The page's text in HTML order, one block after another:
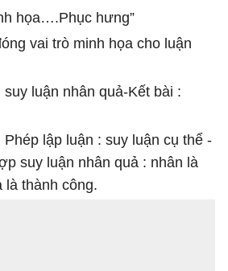
họa….Phục hưng”
vai trò minh họa cho luận
suy luận nhân quả-Kết bài :
Phép lập luận : suy luận cụ thể -
suy luận nhân quả : nhân là
là thành công.